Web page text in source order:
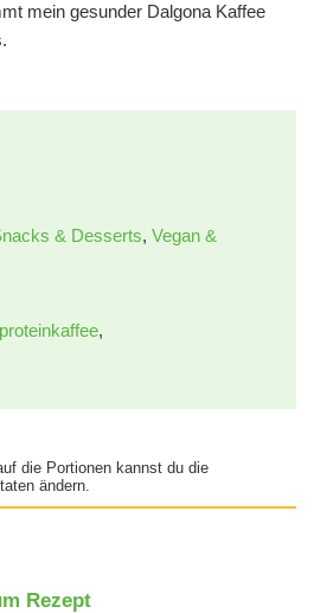
mein gesunder Dalgona Kaffee
& Desserts, Vegan &
,
die Portionen kannst du die
ändern.
Rezept